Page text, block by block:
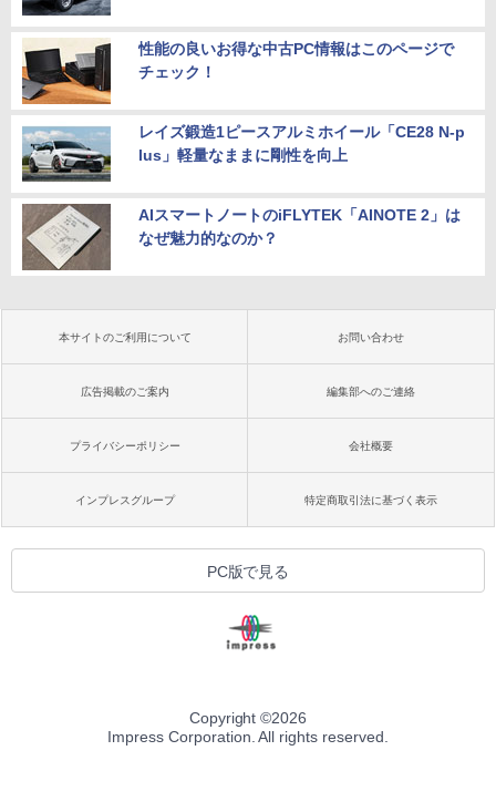
性能の良いお得な中古PC情報はこのページで
チェック！
レイズ鍛造1ピースアルミホイール「CE28 N-p
lus」軽量なままに剛性を向上
AIスマートノートのiFLYTEK「AINOTE 2」は
なぜ魅力的なのか？
本サイトのご利用について お問い合わせ
広告掲載のご案内 編集部へのご連絡
プライバシーポリシー 会社概要
インプレスグループ 特定商取引法に基づく表示
PC版で見る
Copyright ©2026
Impress Corporation. All rights reserved.